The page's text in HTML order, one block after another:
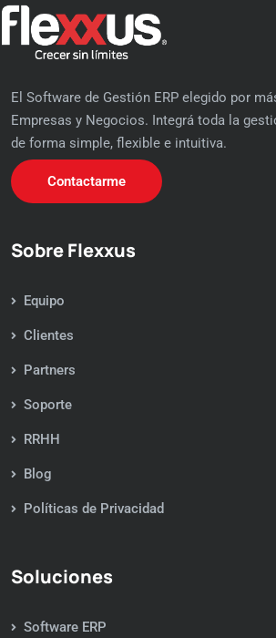
El Software de Gestión ERP elegido por
Empresas y Negocios. Integrá toda la
de forma simple, flexible e intuitiva.
Contactarme
Sobre Flexxus
Equipo
Clientes
Partners
Soporte
RRHH
Blog
Políticas de Privacidad
Soluciones
Software ERP